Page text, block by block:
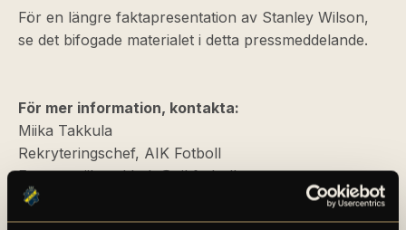
För en längre faktapresentation av Stanley Wilson,
se det bifogade materialet i detta pressmeddelande.
För mer information, kontakta:
Miika Takkula
Rekryteringschef, AIK Fotboll
E-post:miika.takkula@aikfotboll.se